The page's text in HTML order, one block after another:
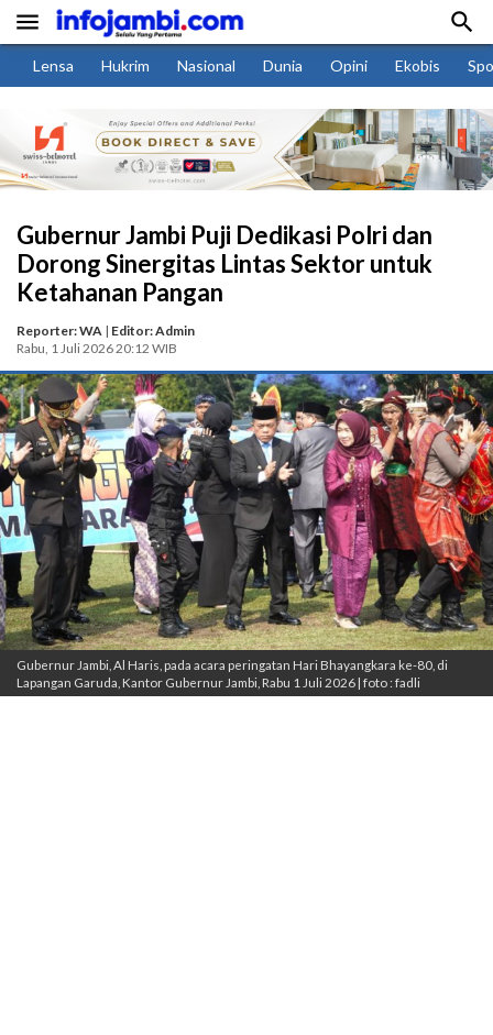
 
Lensa Hukrim Nasional Dunia Opini Ekobis
Gubernur Jambi Puji Dedikasi Polri dan
Dorong Sinergitas Lintas Sektor untuk
Ketahanan Pangan
Reporter: WA | Editor: Admin
Rabu, 1 Juli 2026 20:12 WIB
Gubernur Jambi, Al Haris, pada acara peringatan Hari Bhayangkara ke-80, di
Lapangan Garuda, Kantor Gubernur Jambi, Rabu 1 Juli 2026 | foto : fadli